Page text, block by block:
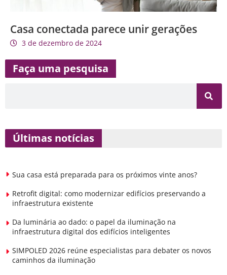
Casa conectada parece unir gerações
3 de dezembro de 2024
Faça uma pesquisa
Últimas notícias
Sua casa está preparada para os próximos vinte anos?
Retrofit digital: como modernizar edifícios preservando a
infraestrutura existente
Da luminária ao dado: o papel da iluminação na
infraestrutura digital dos edifícios inteligentes
SIMPOLED 2026 reúne especialistas para debater os novos
caminhos da iluminação